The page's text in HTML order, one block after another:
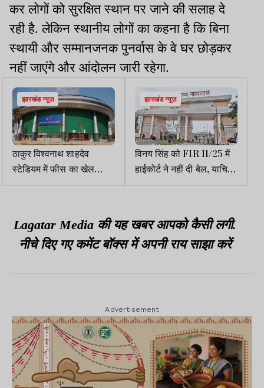
कर लोगों को सुरक्षित स्थान पर जाने की सलाह दे
रही है. लेकिन स्थानीय लोगों का कहना है कि बिना
स्थायी और सम्मानजनक पुनर्वास के वे घर छोड़कर
नहीं जाएंगे और आंदोलन जारी रहेगा.
झारखंड न्यूज़
ठाकुर विश्वनाथ शाहदेव
स्टेडियम में फीस का खेल
उजागर, खिलाड़ी व अभिभावक
झारखंड न्यूज़
विनय सिंह को FIR 11/25 में
हाईकोर्ट ने नहीं दी बेल, याचिका
खारिज
Lagatar Media की यह खबर आपको कैसी लगी.
नीचे दिए गए कमेंट बॉक्स में अपनी राय साझा करें
Advertisement